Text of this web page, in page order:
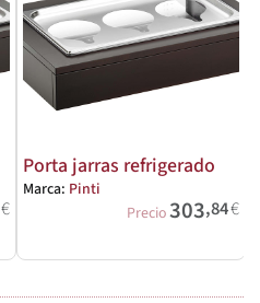
€
Porta jarras refrigerado
Marca: Pinti
Precio303,84€